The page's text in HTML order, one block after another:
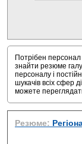
Потрібен
знайти резюме
персоналу і
шукачів всіх сфер
можете
Резюме: